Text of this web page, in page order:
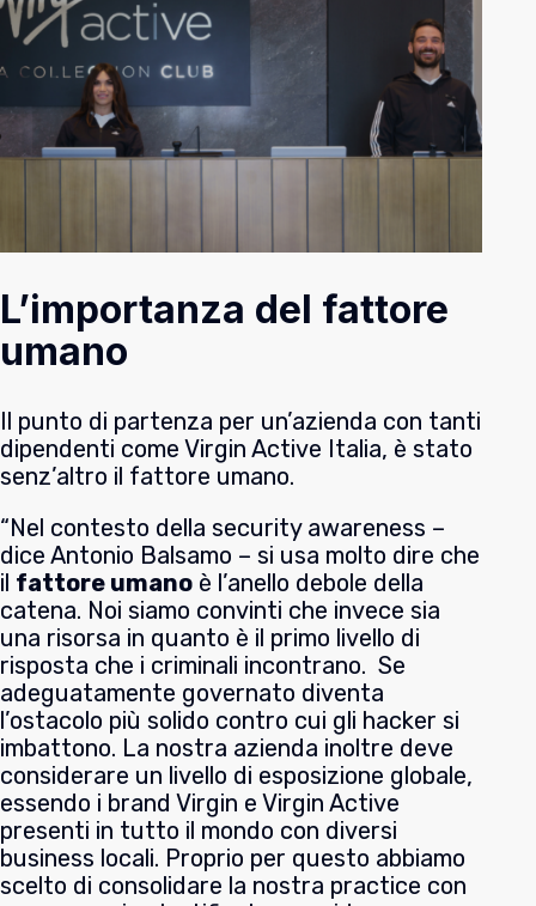
L’importanza del fattore
umano
Il punto di partenza per un’azienda con tanti
dipendenti come Virgin Active Italia, è stato
senz’altro il fattore umano.
“Nel contesto della security awareness –
dice Antonio Balsamo – si usa molto dire che
il fattore umano è l’anello debole della
catena. Noi siamo convinti che invece sia
una risorsa in quanto è il primo livello di
risposta che i criminali incontrano. Se
adeguatamente governato diventa
l’ostacolo più solido contro cui gli hacker si
imbattono. La nostra azienda inoltre deve
considerare un livello di esposizione globale,
essendo i brand Virgin e Virgin Active
presenti in tutto il mondo con diversi
business locali. Proprio per questo abbiamo
scelto di consolidare la nostra practice con